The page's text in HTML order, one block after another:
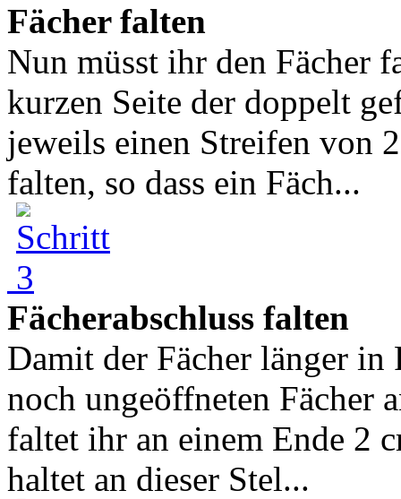
Fächer falten
Nun müsst ihr den Fächer
kurzen Seite der doppelt
jeweils einen Streifen von
falten, so dass ein Fäch...
Fächerabschluss falten
Damit der Fächer länger
noch ungeöffneten Fächer
faltet ihr an einem Ende 2
haltet an dieser Stel...